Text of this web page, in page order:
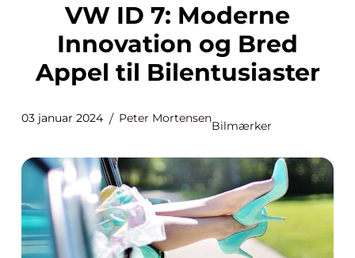
VW ID 7: Moderne
Innovation og Bred
Appel til Bilentusiaster
03 januar 2024 Peter Mortensen
Bilmærker